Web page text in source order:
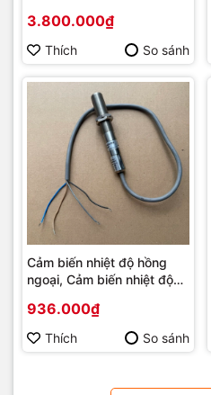
3.800.000₫
Thích So sánh
Cảm biến nhiệt độ hồng
ngoại, Cảm biến nhiệt độ
4-20mA, 1-5Vdc, 2-10Vdc
936.000₫
Thích So sánh